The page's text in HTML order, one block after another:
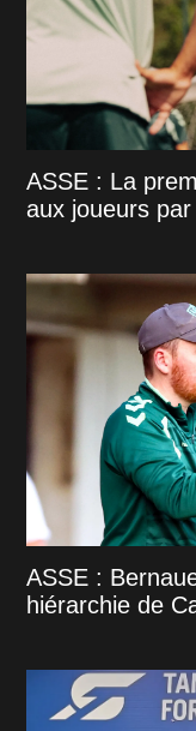
ASSE : La
aux joueurs
ASSE :
hiérarchie de